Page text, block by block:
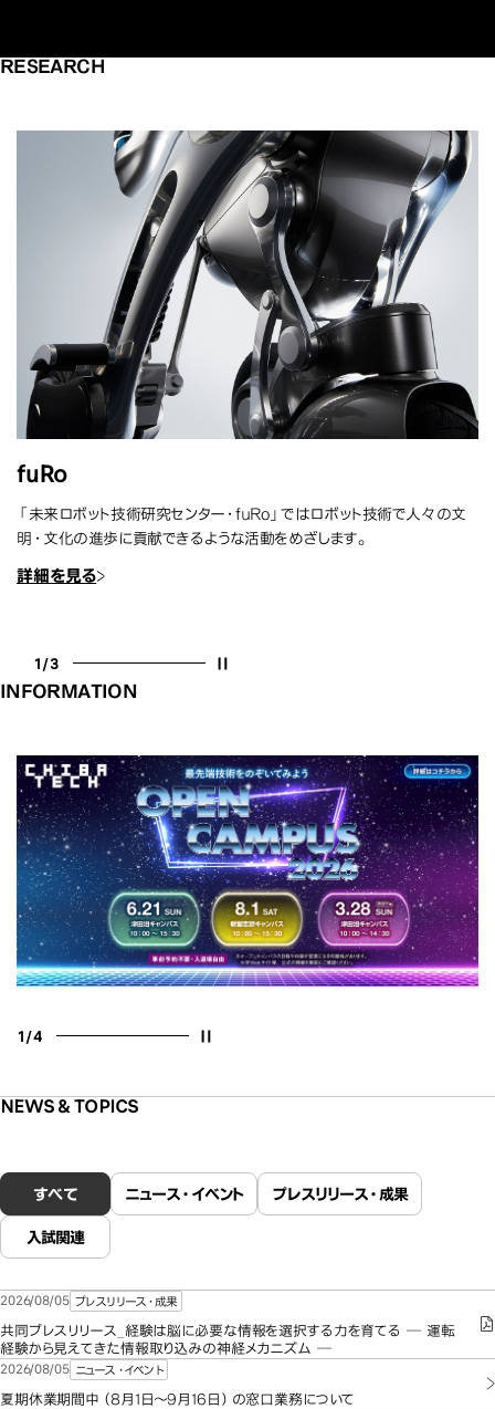
RESEARCH
fuRo
「未来ロボット技術研究センター・fuRo」ではロボット技術で人々の文
明・文化の進歩に貢献できるような活動をめざします。
詳細を見る
1/3 Stop
INFORMATION
1/4 Stop
NEWS & TOPICS
すべて ニュース・イベント プレスリリース・成果
入試関連
2026/08/05 プレスリリース・成果
共同プレスリリース_経験は脳に必要な情報を選択する力を育てる ─ 運転
経験から見えてきた情報取り込みの神経メカニズム ─
2026/08/05 ニュース・イベント
夏期休業期間中（8月1日～9月16日）の窓口業務について